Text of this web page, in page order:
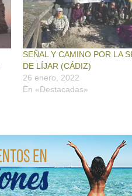
SEÑAL Y CAMINO POR LA
DE LÍJAR (CÁDIZ)
26 enero, 2022
En «Destacadas»